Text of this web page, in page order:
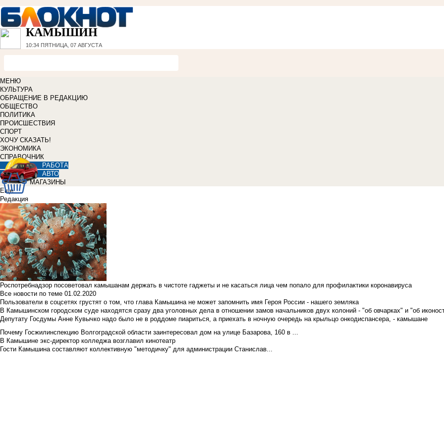
КАМЫШИН
10:34 ПЯТНИЦА, 07 АВГУСТА
МЕНЮ
КУЛЬТУРА
ОБРАЩЕНИЕ В РЕДАКЦИЮ
ОБЩЕСТВО
ПОЛИТИКА
ПРОИСШЕСТВИЯ
СПОРТ
ХОЧУ СКАЗАТЬ!
ЭКОНОМИКА
СПРАВОЧНИК
РАБОТА
АВТО
МАГАЗИНЫ
Еще
Редакция
Роспотребнадзор посоветовал камышанам держать в чистоте гаджеты и не касаться лица чем попало для профилактики коронавируса
Все новости по теме 01.02.2020
Пользователи в соцсетях грустят о том, что глава Камышина не может запомнить имя Героя России - нашего земляка
В Камышинском городском суде находятся сразу два уголовных дела в отношении замов начальников двух колоний - "об овчарках" и "об
Депутату Госдумы Анне Кувычко надо было не в роддоме пиариться, а приехать в ночную очередь на крыльцо онкодиспансера, - камышане
Почему Госжилинспекцию Волгоградской области заинтересовал дом на улице Базарова, 160 в ...
В Камышине экс-директор колледжа возглавил кинотеатр
Гости Камышина составляют коллективную "методичку" для администрации Станислав...